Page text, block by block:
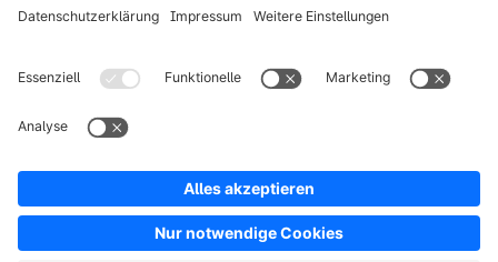
Partner
Entwickler
Ressourcen